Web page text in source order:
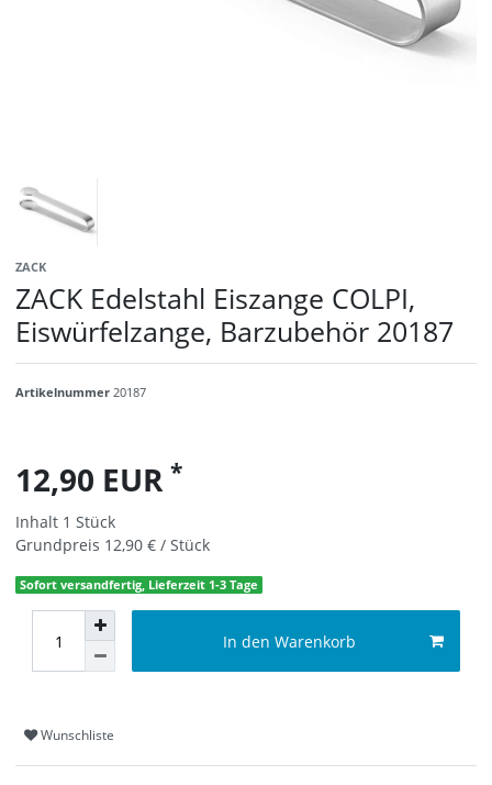
ZACK
ZACK Edelstahl Eiszange COLPI,
Eiswürfelzange, Barzubehör 20187
Artikelnummer 20187
12,90 EUR *
Inhalt 1 Stück
Grundpreis 12,90 € / Stück
Sofort versandfertig, Lieferzeit 1-3 Tage
In den Warenkorb
Wunschliste